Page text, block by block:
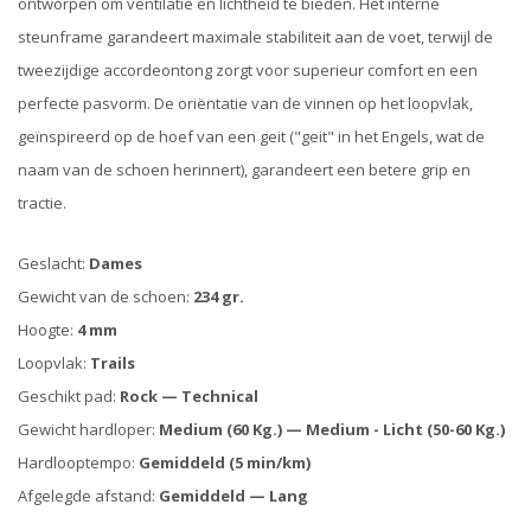
steunframe garandeert maximale stabiliteit aan de voet, terwijl de
tweezijdige accordeontong zorgt voor superieur comfort en een
perfecte pasvorm. De oriëntatie van de vinnen op het loopvlak,
geïnspireerd op de hoef van een geit ("geit" in het Engels, wat de
naam van de schoen herinnert), garandeert een betere grip en
tractie.
Geslacht: Dames
Gewicht van de schoen: 234 gr.
Hoogte: 4 mm
Loopvlak: Trails
Geschikt pad: Rock — Technical
Gewicht hardloper: Medium (60 Kg.) — Medium - Licht (50-60 Kg.)
Hardlooptempo: Gemiddeld (5 min/km)
Afgelegde afstand: Gemiddeld — Lang